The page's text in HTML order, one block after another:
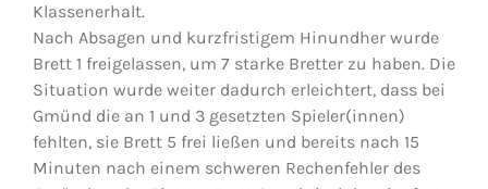
Klassenerhalt.
Nach Absagen und kurzfristigem Hinundher wurde
Brett 1 freigelassen, um 7 starke Bretter zu haben. Die
Situation wurde weiter dadurch erleichtert, dass bei
Gmünd die an 1 und 3 gesetzten Spieler(innen)
fehlten, sie Brett 5 frei ließen und bereits nach 15
Minuten nach einem schweren Rechenfehler des